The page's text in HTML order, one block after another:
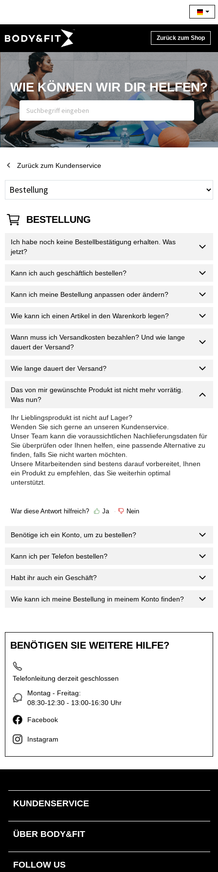
Zurück zum Shop
WIE KÖNNEN WIR DIR HELFEN?
Zurück zum Kundenservice
BESTELLUNG
Ich habe noch keine Bestellbestätigung erhalten. Was
jetzt?
Kann ich auch geschäftlich bestellen?
Kann ich meine Bestellung anpassen oder ändern?
Wie kann ich einen Artikel in den Warenkorb legen?
Wann muss ich Versandkosten bezahlen? Und wie lange
dauert der Versand?
Wie lange dauert der Versand?
Das von mir gewünschte Produkt ist nicht mehr vorrätig.
Was nun?
Ihr Lieblingsprodukt ist nicht auf Lager?
Wenden Sie sich gerne an unseren Kundenservice.
Unser Team kann die voraussichtlichen Nachlieferungsdaten für
Sie überprüfen oder Ihnen helfen, eine passende Alternative zu
finden, falls Sie nicht warten möchten.
Unsere Mitarbeitenden sind bestens darauf vorbereitet, Ihnen
ein Produkt zu empfehlen, das Sie weiterhin optimal
unterstützt.
War diese Antwort hilfreich? Ja Nein
Benötige ich ein Konto, um zu bestellen?
Kann ich per Telefon bestellen?
Habt ihr auch ein Geschäft?
Wie kann ich meine Bestellung in meinem Konto finden?
BENÖTIGEN SIE WEITERE HILFE?
Telefonleitung derzeit geschlossen
Montag - Freitag:
08:30-12:30 - 13:00-16:30 Uhr
Facebook
Instagram
KUNDENSERVICE
ÜBER BODY&FIT
FOLLOW US